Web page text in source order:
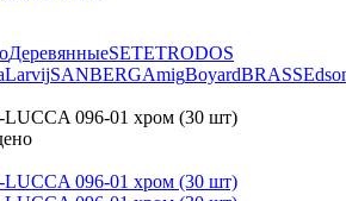
ДеревянныеSETETRODOS
LarvijSANBERGAmigBoyardBRASS
096-01 хром (30 шт)